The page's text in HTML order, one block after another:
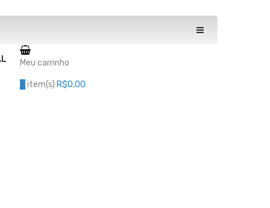
Meu carrinho
0 item(s) R$0,00